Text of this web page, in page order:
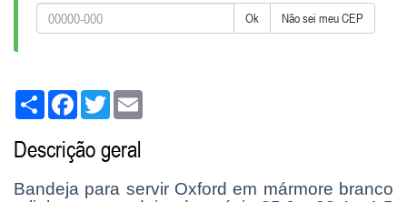
Ok Não sei meu CEP
Share FacebookTwitter
Descrição geral
Bandeja para servir Oxford em mármore branco